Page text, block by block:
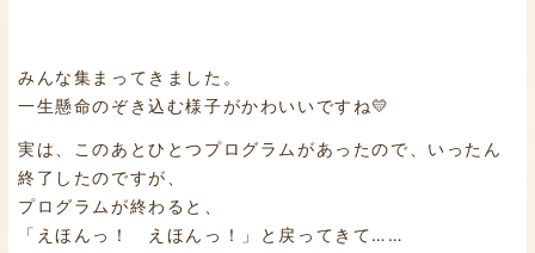
みんな集まってきました。
一生懸命のぞき込む様子がかわいいですね💛
実は、このあとひとつプログラムがあったので、いったん
終了したのですが、
プログラムが終わると、
「えほんっ！ えほんっ！」と戻ってきて……